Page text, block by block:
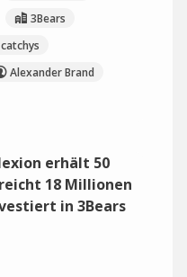
3Bears
catchys
Alexander Brand